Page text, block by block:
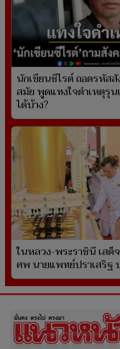
นักเขียนซีไรต์ ถอดรหัส
สมัย พูดแทงใจดำเหตุรุ
ได้บ้าง?
ในหลวง-พระราชินี เสด็
ศพ นายแพทย์ปราเสริฐ